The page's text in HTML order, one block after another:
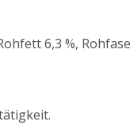
6,3 %,